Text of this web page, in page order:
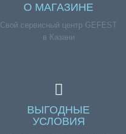
О МАГАЗИНЕ
Свой сервисный центр GEFEST
в Казани
ВЫГОДНЫЕ
УСЛОВИЯ